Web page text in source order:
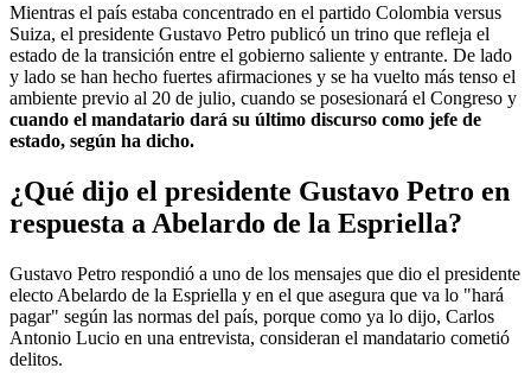
Mientras el país estaba concentrado en el partido Colombia versus
Suiza, el presidente Gustavo Petro publicó un trino que refleja el
estado de la transición entre el gobierno saliente y entrante. De lado
y lado se han hecho fuertes afirmaciones y se ha vuelto más tenso el
ambiente previo al 20 de julio, cuando se posesionará el Congreso y
cuando el mandatario dará su último discurso como jefe de
estado, según ha dicho.
¿Qué dijo el presidente Gustavo Petro en
respuesta a Abelardo de la Espriella?
Gustavo Petro respondió a uno de los mensajes que dio el presidente
electo Abelardo de la Espriella y en el que asegura que va lo "hará
pagar" según las normas del país, porque como ya lo dijo, Carlos
Antonio Lucio en una entrevista, consideran el mandatario cometió
delitos.